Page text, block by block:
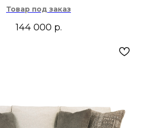
Товар под заказ
144 000 р.